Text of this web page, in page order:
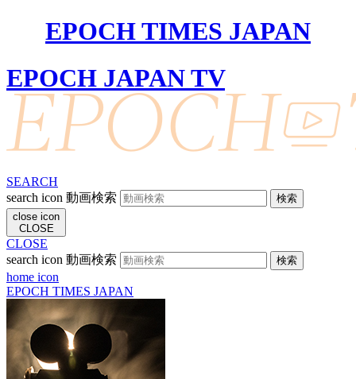
EPOCH TIMES JAPAN
EPOCH JAPAN TV
SEARCH
search icon 動画検索
close icon
CLOSE
CLOSE
search icon 動画検索
home icon
EPOCH TIMES JAPAN